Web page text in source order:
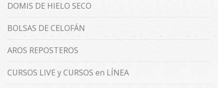
DOMIS DE HIELO SECO
BOLSAS DE CELOFÁN
AROS REPOSTEROS
CURSOS LIVE y CURSOS en LÍNEA